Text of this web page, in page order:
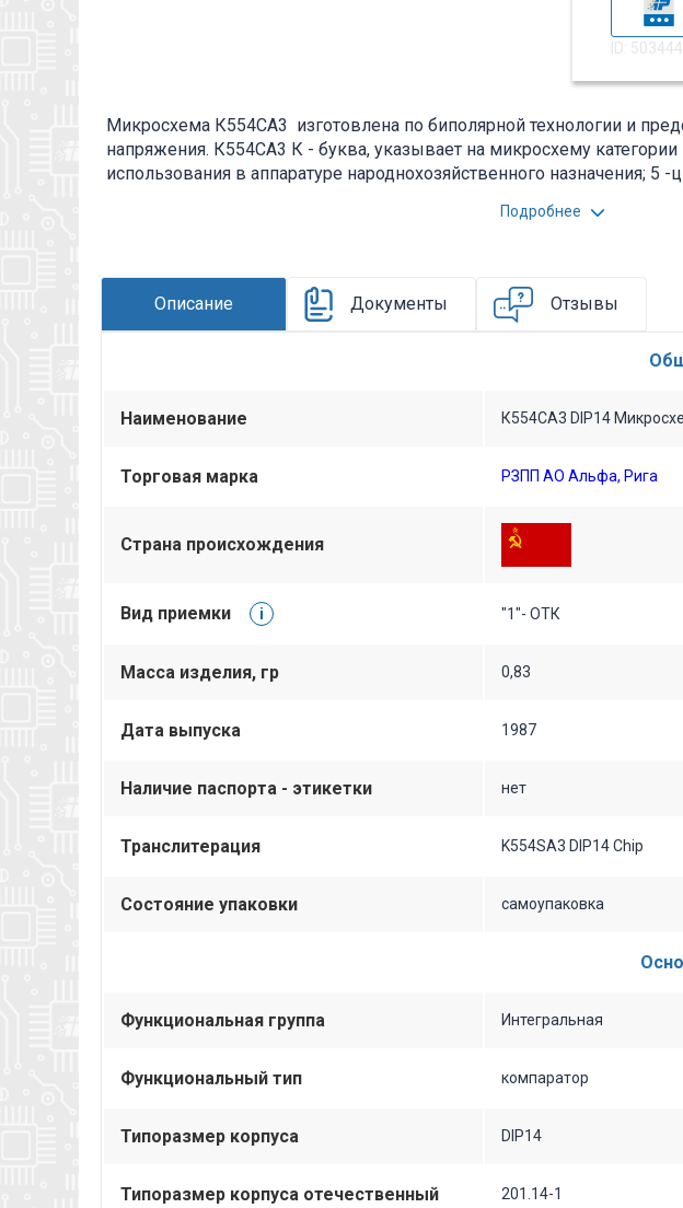
ID: 503444
Микросхема К554СА3 изготовлена по биполярной технологии и
напряжения. К554СА3 К - буква, указывает на микросхему
использования в аппаратуре народнохозяйственного назначения; 5 -
цифры, определяют номер разработки конкретного типа исполнения.
микросхемы определённого функционального назначения в
информация находится во вложении на товар, см. pdf - файл.
Подробнее
Описание Документы Отзывы
Наименование К554СА3 DIP14
Торговая марка РЗПП АО Альфа, Рига
Страна происхождения
Вид приемки i "1"- ОТК
Масса изделия, гр 0,83
Дата выпуска 1987
Наличие паспорта - этикетки нет
Транслитерация K554SA3 DIP14 Chip
Состояние упаковки самоупаковка
Функциональная группа Интегральная
Функциональный тип компаратор
Типоразмер корпуса DIP14
Типоразмер корпуса отечественный 201.14-1